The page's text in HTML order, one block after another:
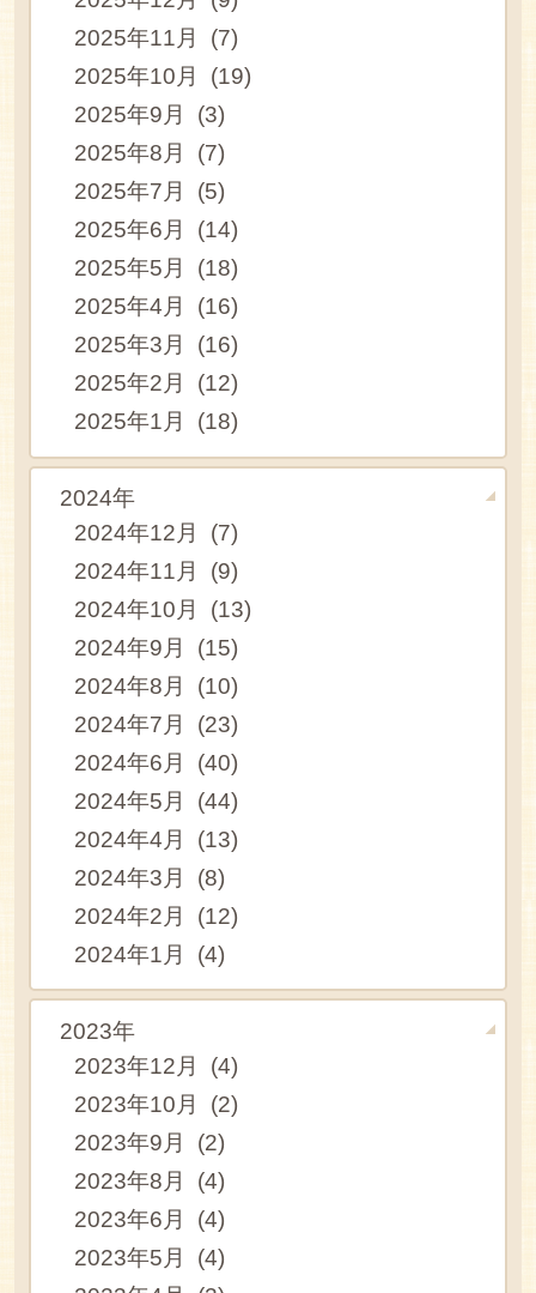
2025年11月 (7)
2025年10月 (19)
2025年9月 (3)
2025年8月 (7)
2025年7月 (5)
2025年6月 (14)
2025年5月 (18)
2025年4月 (16)
2025年3月 (16)
2025年2月 (12)
2025年1月 (18)
2024年
2024年12月 (7)
2024年11月 (9)
2024年10月 (13)
2024年9月 (15)
2024年8月 (10)
2024年7月 (23)
2024年6月 (40)
2024年5月 (44)
2024年4月 (13)
2024年3月 (8)
2024年2月 (12)
2024年1月 (4)
2023年
2023年12月 (4)
2023年10月 (2)
2023年9月 (2)
2023年8月 (4)
2023年6月 (4)
2023年5月 (4)